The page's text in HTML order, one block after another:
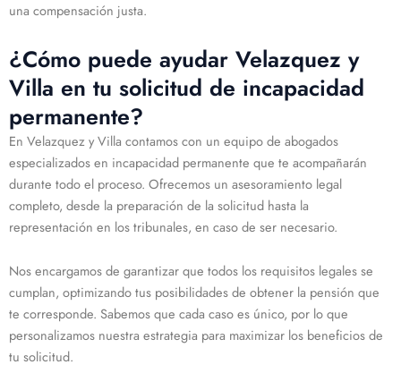
una compensación justa.
¿Cómo puede ayudar Velazquez y
Villa en tu solicitud de incapacidad
permanente?
En Velazquez y Villa contamos con un equipo de abogados
especializados en incapacidad permanente que te acompañarán
durante todo el proceso. Ofrecemos un asesoramiento legal
completo, desde la preparación de la solicitud hasta la
representación en los tribunales, en caso de ser necesario.
Nos encargamos de garantizar que todos los requisitos legales se
cumplan, optimizando tus posibilidades de obtener la pensión que
te corresponde. Sabemos que cada caso es único, por lo que
personalizamos nuestra estrategia para maximizar los beneficios de
tu solicitud.